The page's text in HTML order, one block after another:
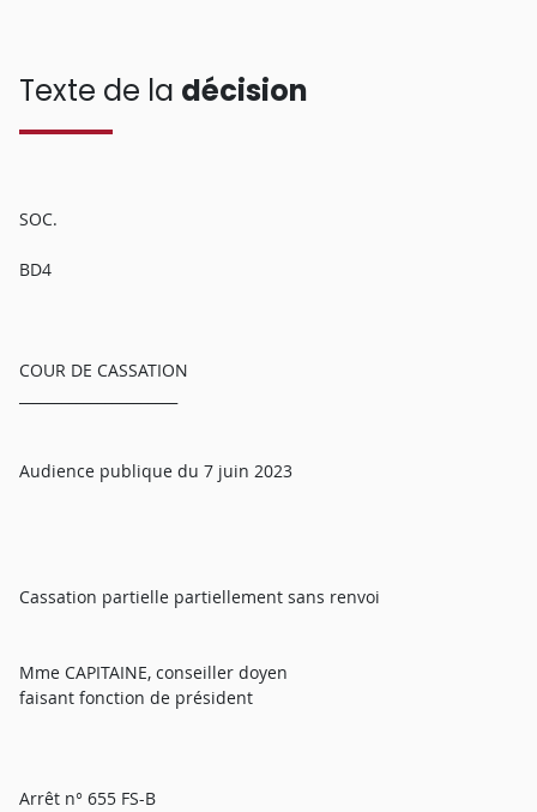
Texte de la décision
SOC.
BD4
COUR DE CASSATION
Audience publique du 7 juin 2023
Cassation partielle partiellement sans renvoi
Mme CAPITAINE, conseiller doyen
faisant fonction de président
Arrêt n° 655 FS-B